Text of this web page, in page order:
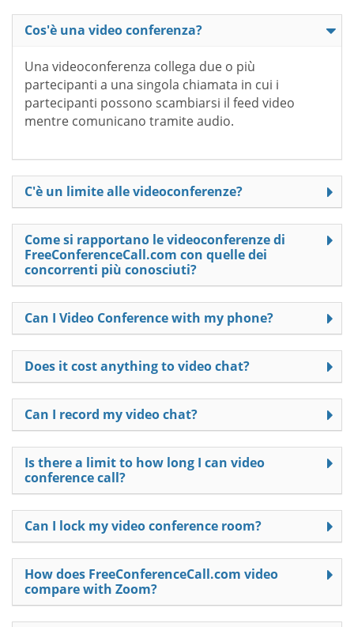
Cos'è una video conferenza?
Una videoconferenza collega due o più
partecipanti a una singola chiamata in cui i
partecipanti possono scambiarsi il feed video
mentre comunicano tramite audio.
C'è un limite alle videoconferenze?
Come si rapportano le videoconferenze di
FreeConferenceCall.com con quelle dei
concorrenti più conosciuti?
Can I Video Conference with my phone?
Does it cost anything to video chat?
Can I record my video chat?
Is there a limit to how long I can video
conference call?
Can I lock my video conference room?
How does FreeConferenceCall.com video
compare with Zoom?